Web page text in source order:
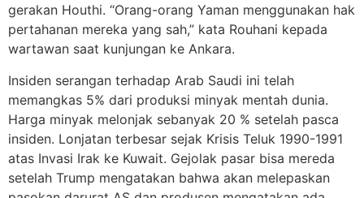
gerakan Houthi. “Orang-orang Yaman menggunakan hak
pertahanan mereka yang sah,” kata Rouhani kepada
wartawan saat kunjungan ke Ankara.
Insiden serangan terhadap Arab Saudi ini telah
memangkas 5% dari produksi minyak mentah dunia.
Harga minyak melonjak sebanyak 20 % setelah pasca
insiden. Lonjatan terbesar sejak Krisis Teluk 1990-1991
atas Invasi Irak ke Kuwait. Gejolak pasar bisa mereda
setelah Trump mengatakan bahwa akan melepaskan